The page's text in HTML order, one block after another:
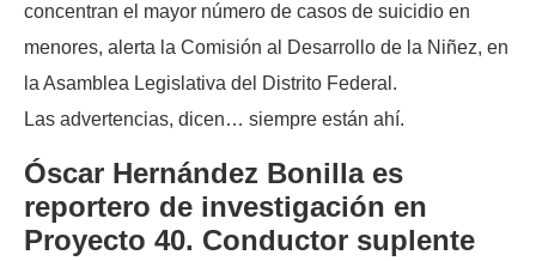
concentran el mayor número de casos de suicidio en
menores, alerta la Comisión al Desarrollo de la Niñez, en
la Asamblea Legislativa del Distrito Federal.
Las advertencias, dicen… siempre están ahí.
Óscar Hernández Bonilla es
reportero de investigación en
Proyecto 40. Conductor suplente